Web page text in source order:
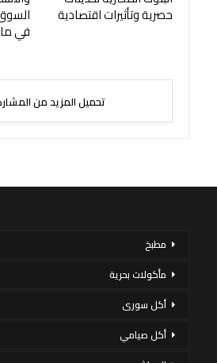
حصرية وتأثيرات اقتصادية
في مايو
تحميل المزيد من
مطبخ
مأكولات بحرية
أكل سورى
أكل صيامي